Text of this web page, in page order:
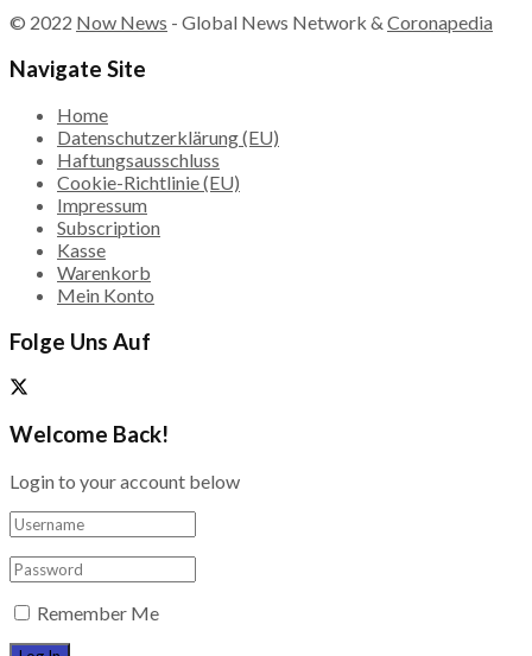
© 2022 Now News - Global News Network & Coronapedia
Navigate Site
Home
Datenschutzerklärung (EU)
Haftungsausschluss
Cookie-Richtlinie (EU)
Impressum
Subscription
Kasse
Warenkorb
Mein Konto
Folge Uns Auf
Welcome Back!
Login to your account below
Remember Me